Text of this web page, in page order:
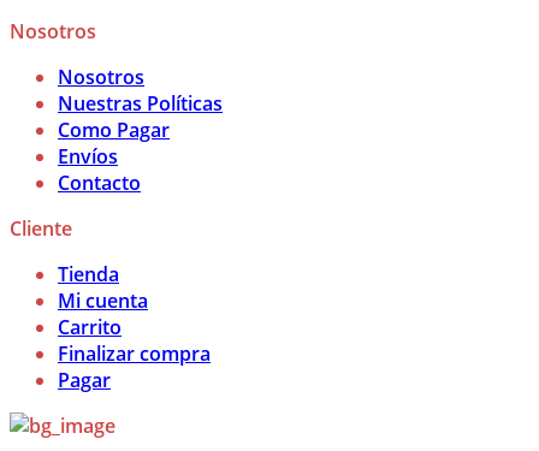
Nosotros
Nosotros
Nuestras Políticas
Como Pagar
Envíos
Contacto
Cliente
Tienda
Mi cuenta
Carrito
Finalizar compra
Pagar